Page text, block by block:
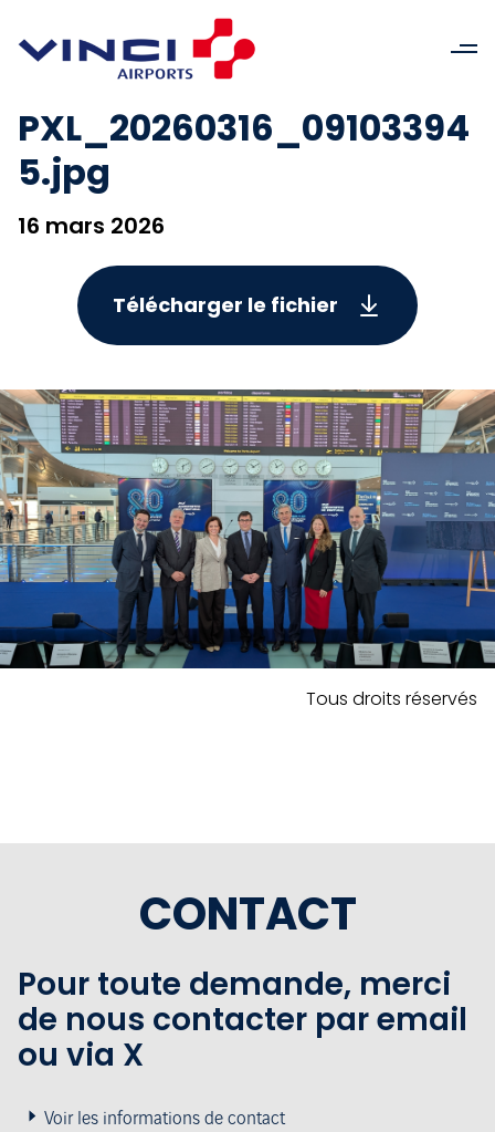
PXL_20260316_09103394
5.jpg
16 mars 2026
Télécharger le fichier
Tous droits réservés
CONTACT
Pour toute demande, merci
de nous contacter par email
ou via X
Voir les informations de contact